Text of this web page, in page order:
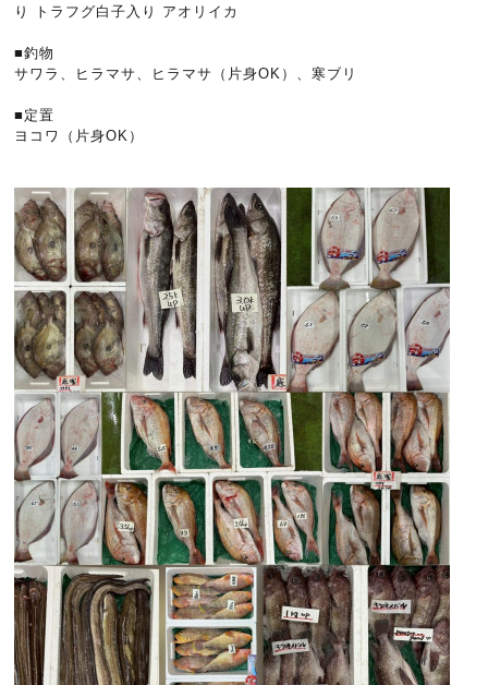
り トラフグ白子入り アオリイカ
■釣物
サワラ、ヒラマサ、ヒラマサ（片身OK）、寒ブリ
■定置
ヨコワ（片身OK）